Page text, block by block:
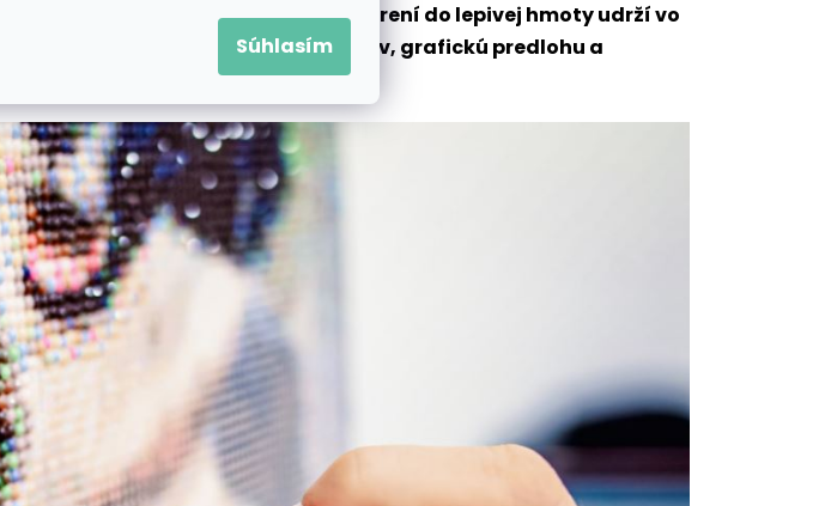
Súhlasím
pero, ktoré po ponorení do lepivej hmoty udrží vo
mištičku na naberanie diamantov, grafickú predlohu a